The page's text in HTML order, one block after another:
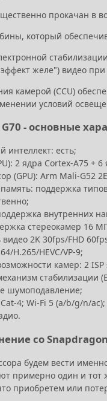
прокачан в
который
желе") видео
камерой (CCU)
условий
- основные
интеллект: есть;
2 ядра Cortex-A75 +
(GPU): Arm Mali-G52
поддержка
внутренних
стереокамер 16
2K 30fps/FHD
H.265/HEVC/VP-9;
камер: 2
стабилизации
шумоподавление;
Cat-4; Wi-Fi 5 (a/b/g/n/
со
будем вести
примерно один и
приобретем или